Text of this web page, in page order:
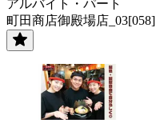
アルバイト・パート
町田商店御殿場店_03[058]